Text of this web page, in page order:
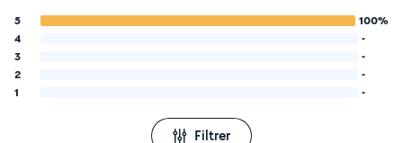
5
100%
4
-
3
-
2
-
1
-
Filtrer